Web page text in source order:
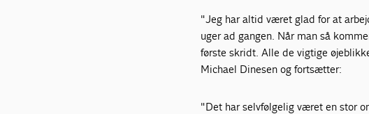
"Jeg har altid været glad for at
uger ad gangen. Når man så
første skridt. Alle de vigtige
Michael Dinesen og fortsætter:
"Det har selvfølgelig været en stor